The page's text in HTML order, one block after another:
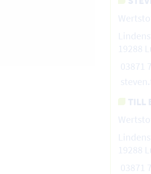
19288
03871
TILL
19288
03871